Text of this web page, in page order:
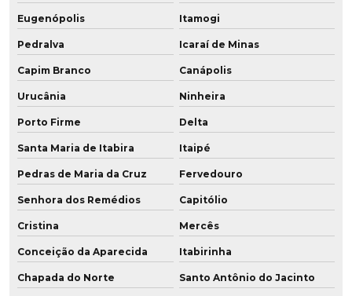
Eugenópolis Itamogi
Pedralva Icaraí de Minas
Capim Branco Canápolis
Urucânia Ninheira
Porto Firme Delta
Santa Maria de Itabira Itaipé
Pedras de Maria da Cruz Fervedouro
Senhora dos Remédios Capitólio
Cristina Mercês
Conceição da Aparecida Itabirinha
Chapada do Norte Santo Antônio do Jacinto